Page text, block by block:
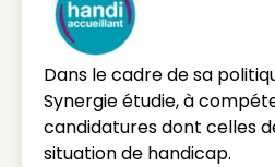
Dans le cadre de sa
Synergie étudie, à
candidatures dont celles
situation de handicap.